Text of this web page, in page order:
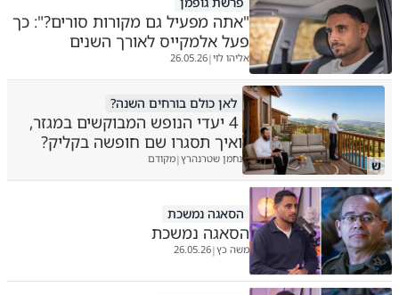
"אתה מפעיל גם מקורות סורים?": כך
פעל אלמקייס לאורך השנים
אליהו לוי|
26.05.26
ש
לאן כולם בורחים השנה?
4 יעדי הנופש המבוקשים במגזר,
ואיך תסגרו שם חופשה בקליק?
נחמן שטרנהרץ|מקודם
הסאגה נמשכת
הסאגה נמשכת
משה כץ|
26.05.26